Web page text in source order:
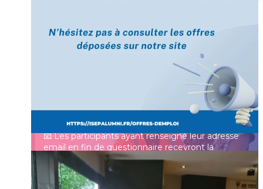
[Enquête IESF 2026] Top départ 🚀
👩‍🎓 Ingénieurs diplômés, vous avez jusqu’au 31
mai pour participer et faire entendre votre voix !
Depuis plus de 60 ans, cette enquête vise à établir
un panorama complet de la situation socio-
professionnelle des ingénieurs et scientifiques
français.
📧 Les participants ayant renseigné leur adresse
email en fin de questionnaire recevront la
synthèse des résultats...Voir plus
il y a 4 mois
Prénom
Mot de passe
Se souvenir de moi